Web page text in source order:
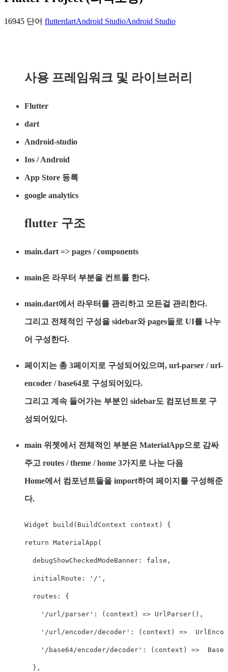
16945 단어 flutterdartAndroid StudioAndroid Studio
사용 프레임워크 및 라이브러리
Flutter
dart
Android-studio
Ios / Android
App Store 등록
google analytics
flutter 구조
main.dart => pages / components
main은 라우터 부분을 컨트롤 한다.
main.dart에서 라우터를 관리하고 모든걸 관리한다.
그리고 전체적인 구성을 sidebar와 pages들로 UI를 나누
어 구성한다.
페이지는 총 3페이지로 구성되어있으며, url-parser / url-
encoder / base64로 구성되어있다.
그리고 계속 들어가는 부분인 sidebar도 컴포넌트로 구
성되어있다.
main 위젯에서 전체적인 부분은 MaterialApp으로 감싸
주고 routes / theme / home 3가지로 나눈 다음
Home에서 컴포넌트들을 import하여 페이지를 구성해준
다.
Widget build(BuildContext context) {
return MaterialApp(
  debugShowCheckedModeBanner: false,
  initialRoute: '/',
  routes: {
    '/url/parser': (context) => UrlParser(),
'/url/encoder/decoder': (context) =>
'/base64/encoder/decoder': (context) =>
  },